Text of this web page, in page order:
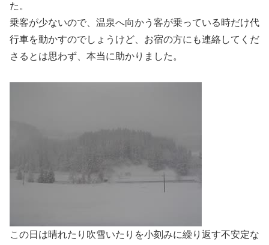
た。
乗客が少ないので、温泉へ向かう客が乗っている時だけ代
行車を動かすのでしょうけど、お宿の方にも連絡してくだ
さるとは思わず、本当に助かりました。
この日は晴れたり吹雪いたりを小刻みに繰り返す不安定な